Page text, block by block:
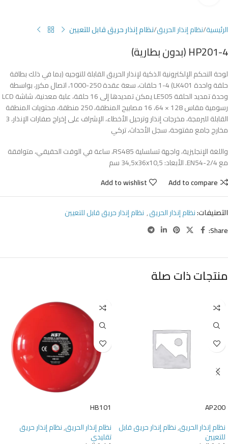
الرئيسية نظام إنذار الحريق نظام إنذار حريق قابل للتعيين
HP201-4 (بدون بطارية)
لوحة التحكم الإلكترونية الذكية لإنذار الحريق القابلة للتوجيه (بما في ذلك بطاقة
حلقة واحدة LK401) 1-4 حلقات، سعة عقدة 250-1000، اتصال مكرر، بواسطة
وحدة تمديد الحلقة LE505 يمكن تمديدها إلى 16 حلقة، علبة معدنية، شاشة LCD
رسومية مقاس 128 × 64، 16 مصابيح المنطقة، 250 منطقة، محتويات المنطقة
القابلة للبرمجة، مخرجات إنذار وترحيل الأخطاء، الإشراف على إخراج صفارات الإنذار، 3
مخارج جامع مفتوحة، سجل الأحداث، تركي
واللغة الإنجليزية، واجهة تسلسلية RS485، ساعة في الوقت الحقيقي، متوافقة
مع EN54-2/4. الأبعاد: 34,5x36x10,5 سم
Add to compare
Add to wishlist
التصنيفات:نظام إنذار الحريق, نظام إنذار حريق قابل للتعيين
Share:
منتجات ذات صلة
AP200
نظام إنذار الحريق,نظام إنذار حريق قابل
للتعيين
HB101
نظام إنذار الحريق,نظام إنذار حريق
تقليدي